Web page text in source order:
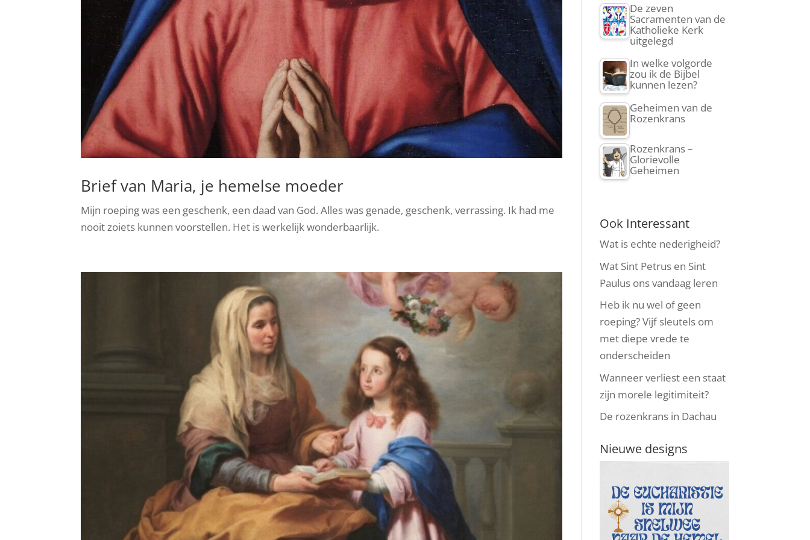
Brief van Maria, je hemelse moeder
Mijn roeping was een geschenk, een daad van God. Alles was genade, geschenk, verrassing. Ik had me
nooit zoiets kunnen voorstellen. Het is werkelijk wonderbaarlijk.
De zeven
Sacramenten van de
Katholieke Kerk
uitgelegd
In welke volgorde
zou ik de Bijbel
kunnen lezen?
Geheimen van de
Rozenkrans
Rozenkrans –
Glorievolle
Geheimen
Ook Interessant
Wat is echte nederigheid?
Wat Sint Petrus en Sint
Paulus ons vandaag leren
Heb ik nu wel of geen
roeping? Vijf sleutels om
met diepe vrede te
onderscheiden
Wanneer verliest een staat
zijn morele legitimiteit?
De rozenkrans in Dachau
Nieuwe designs